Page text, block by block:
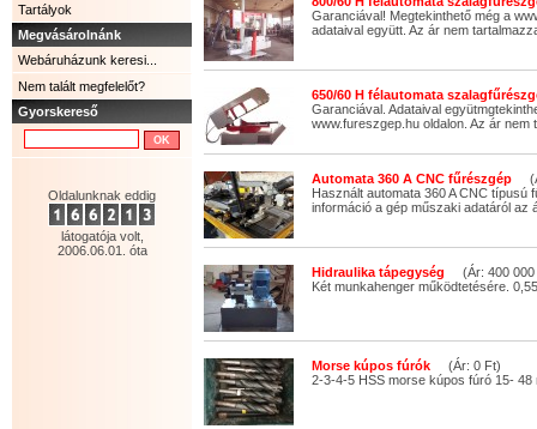
Tartályok
Megvásárolnánk
Webáruházunk keresi...
Nem talált megfelelőt?
Gyorskereső
Oldalunknak eddig
látogatója volt,
2006.06.01. óta
Garanciával! Megtekinthető még a
adataival együtt. Az ár nem
650/60 H félautomata
Garanciával. Adataival
www.fureszgep.hu oldalon. Az ár nem
Automata 360 A CNC fűrészgép
Használt automata 360 A CNC típusú
információ a gép műszaki adatáról az
Hidraulika tápegység (Ár: 400 000
Két munkahenger működtetésére.
Morse kúpos fúrók (Ár: 0 Ft)
2-3-4-5 HSS morse kúpos fúró 15- 48